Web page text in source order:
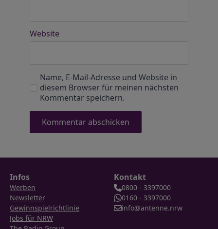
Website
Name, E-Mail-Adresse und Website in
diesem Browser für meinen nächsten
Kommentar speichern.
Infos
Werben
Newsletter
Gewinnspielrichtlinie
Jobs für NRW
Kontakt
0800 - 3397000
0160 - 3397000
info@antenne.nrw